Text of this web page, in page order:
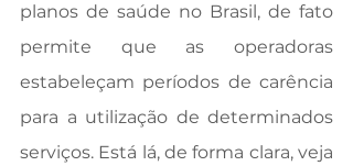
planos de saúde no Brasil, de fato
permite que as operadoras
estabeleçam períodos de carência
para a utilização de determinados
serviços. Está lá, de forma clara, veja